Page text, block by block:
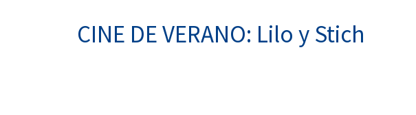
CINE DE VERANO: Lilo y Stich